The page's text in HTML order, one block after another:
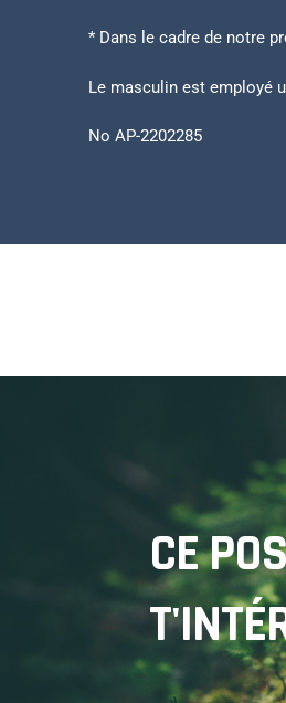
* Dans le cadre de notre
Le masculin est employé
No AP-2202285
CE